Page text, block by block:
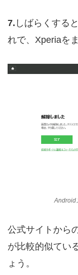
7. しばらくする
れで、Xperiaを
Android
公式サイトから
が比較的似てい
ょう。